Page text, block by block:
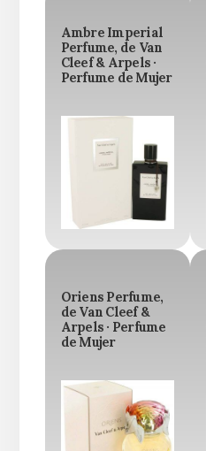
Ambre Imperial
Perfume, de Van
Cleef & Arpels ·
Perfume de Mujer
Oriens Perfume,
de Van Cleef &
Arpels · Perfume
de Mujer